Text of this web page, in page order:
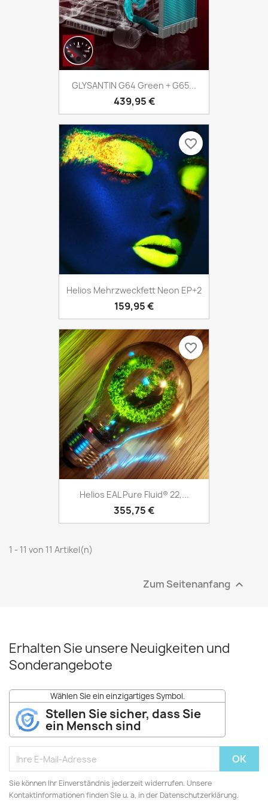
GLYSANTIN G64 Green + G65...
439,95 €
Helios Mehrzweckfett Neon EP+2
159,95 €
favorite_border
Helios EAL Pure Fluid® 22,...
355,75 €
favorite_border
1 - 11 von 11 Artikel(n)
Zum Seitenanfang 
Erhalten Sie unsere Neuigkeiten und
Sonderangebote
Wählen Sie ein einzigartiges Symbol.
Stellen Sie sicher, dass Sie
ein Mensch sind
Sie können Ihr Einverständnis jederzeit widerrufen. Unsere
Kontaktinformationen finden Sie u. a. in der Datenschutzerklärung.